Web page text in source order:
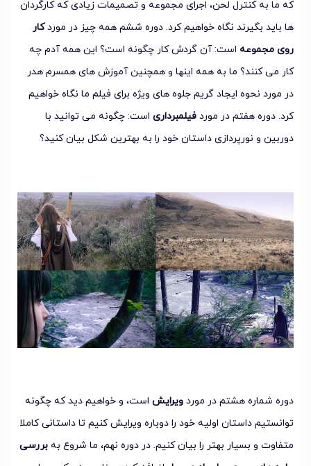
که ما به کنترل لحن، اجرای مجموعه و تصمیمات زیادی که کارگردان
ها باید بگیرند نگاه خواهیم کرد. دوره ششم همه چیز در موردکار
روی مجموعه است: آن گردش کار چگونه است؟ این همه آدم چه
کار می کنند؟ ما به همه اینها و همچنین آموزش های همسرم هدر
در مورد نحوه ایجاد گریم جلوه های ویژه برای فیلم ما نگاه خواهیم
کرد. دوره هفتم در مورد فیلمبرداری است: چگونه می توانید با
دوربین و نورپردازی داستان خود را به بهترین شکل بیان کنید؟
دوره شماره هشتم در مورد ویرایش است، و خواهیم دید که چگونه
توانستیم داستان اولیه خود را دوباره ویرایش کنیم تا داستانی کاملا
متفاوت و بسیار بهتر را بیان کنیم. در دوره نهم، ما شروع به بررسی